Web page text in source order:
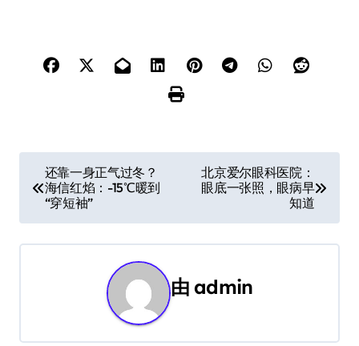
章
导
还靠一身正气过冬？
海信红焰：-15℃暖到
“穿短袖”
北京爱尔眼科医院：
眼底一张照，眼病早
知道
由admin